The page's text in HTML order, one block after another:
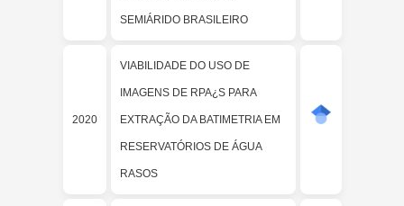
SEMIÁRIDO BRASILEIRO
2020
VIABILIDADE DO USO DE
IMAGENS DE RPA¿S PARA
EXTRAÇÃO DA BATIMETRIA EM
RESERVATÓRIOS DE ÁGUA
RASOS